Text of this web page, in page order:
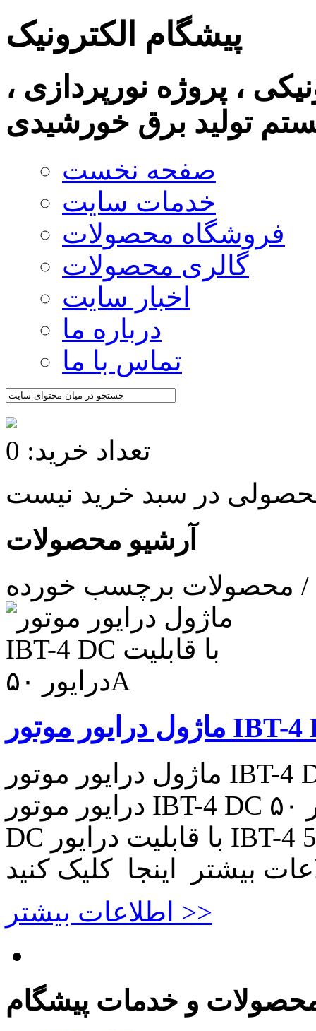
پیشگام الکترونیک
، پروژه نورپردازی ،
تولید برق خورشیدی
صفحه نخست
خدمات سایت
فروشگاه محصولات
گالری محصولات
اخبار سایت
درباره ما
تماس با ما
تعداد خرید: 0
آرشیو محصولات
ماژول درایور موتور IBT-4 DC با قابلیت درایور ۵۰A ماژول
درایور موتور IBT-4 DC با قابلیت درایور ۵۰A درایور موتور
DC با قابلیت درایور IBT-4 50A Working Voltage:5-15V
اطلاعات بیشتر >>
و خدمات پیشگام